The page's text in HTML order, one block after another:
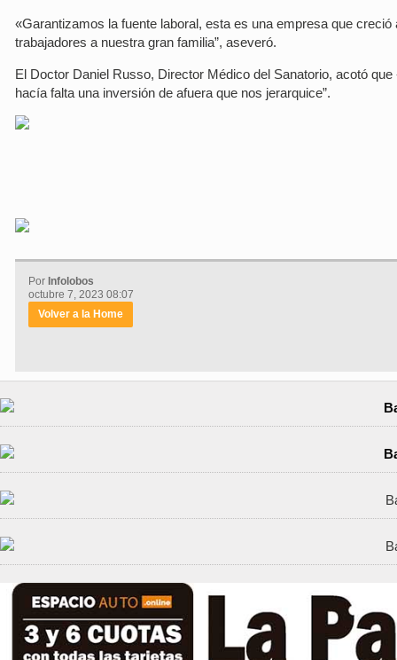
«Garantizamos la fuente laboral, esta es una empresa que
trabajadores a nuestra gran familia”, aseveró.
El Doctor Daniel Russo, Director Médico del Sanatorio, acotó
hacía falta una inversión de afuera que nos jerarquice”.
Por Infolobos
octubre 7, 2023 08:07
Volver a la Home